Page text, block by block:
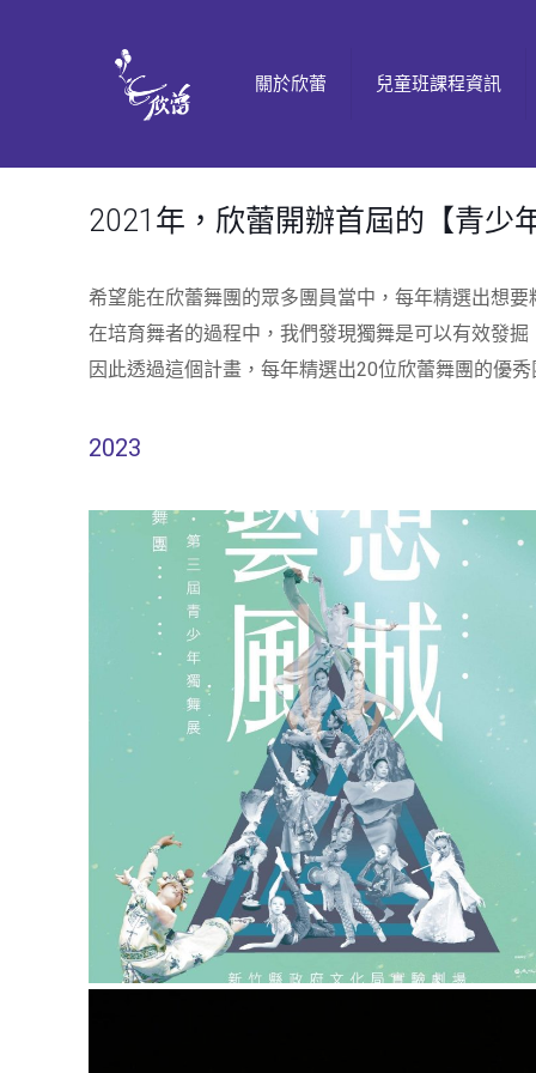
關於欣蕾 兒童班課程資訊
2021年，欣蕾開辦首屆的【青少
希望能在欣蕾舞團的眾多團員當中，每年精選出想
在培育舞者的過程中，我們發現獨舞是可以有效發
因此透過這個計畫，每年精選出20位欣蕾舞團的優
2023